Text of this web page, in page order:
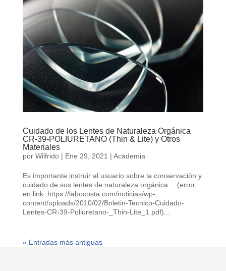
Cuidado de los Lentes de Naturaleza Orgánica
CR-39-POLIURETANO (Thin & Lite) y Otros
Materiales
por Wilfrido| Ene 29, 2021 | Academia
Es importante instruir al usuario sobre la conservación y
cuidado de sus lentes de naturaleza orgánica… (error
en link: https://labocosta.com/noticias/wp-
content/uploads/2010/02/Boletin-Tecnico-Cuidado-
Lentes-CR-39-Poliuretano-_Thin-Lite_1.pdf)...
« Entradas más antiguas